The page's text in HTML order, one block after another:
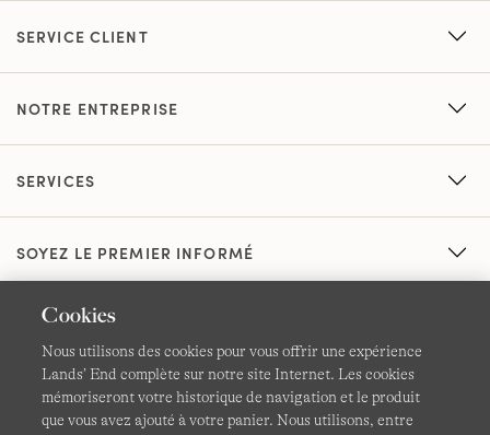
SERVICE CLIENT
NOTRE ENTREPRISE
SERVICES
SOYEZ LE PREMIER INFORMÉ
Cookies
Nous utilisons des cookies pour vous offrir une expérience
Lands’ End complète sur notre site Internet. Les cookies
mémoriseront votre historique de navigation et le produit
que vous avez ajouté à votre panier. Nous utilisons, entre